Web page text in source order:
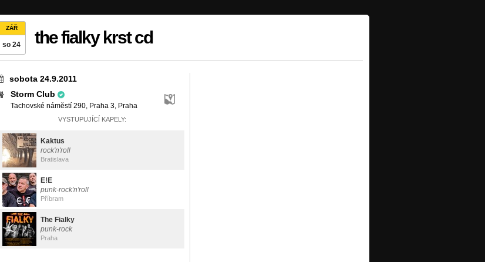
ZÁŘ
so 24 the fialky krst cd
sobota 24.9.2011
Storm Club
Tachovské náměstí 290, Praha 3, Praha
VYSTUPUJÍCÍ KAPELY:
Kaktus
rock'n'roll
Bratislava
E!E
punk-rock'n'roll
Příbram
The Fialky
punk-rock
Praha